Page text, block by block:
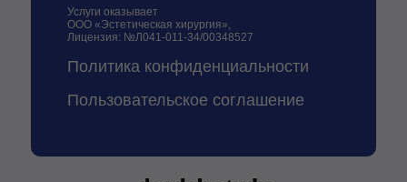
Услуги оказывает
ООО «Эстетическая хирургия»,
Лицензия: №Л041-011-34/00348527
Пользовательское соглашение
Политика конфиденциальности